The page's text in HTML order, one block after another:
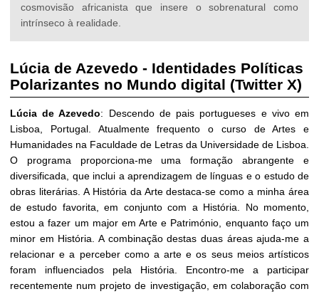
cosmovisão africanista que insere o sobrenatural como
intrínseco à realidade.
Lúcia de Azevedo - Identidades Políticas
Polarizantes no Mundo digital (Twitter X)
Lúcia de Azevedo: Descendo de pais portugueses e vivo em
Lisboa, Portugal. Atualmente frequento o curso de Artes e
Humanidades na Faculdade de Letras da Universidade de Lisboa.
O programa proporciona-me uma formação abrangente e
diversificada, que inclui a aprendizagem de línguas e o estudo de
obras literárias. A História da Arte destaca-se como a minha área
de estudo favorita, em conjunto com a História. No momento,
estou a fazer um major em Arte e Património, enquanto faço um
minor em História. A combinação destas duas áreas ajuda-me a
relacionar e a perceber como a arte e os seus meios artísticos
foram influenciados pela História. Encontro-me a participar
recentemente num projeto de investigação, em colaboração com